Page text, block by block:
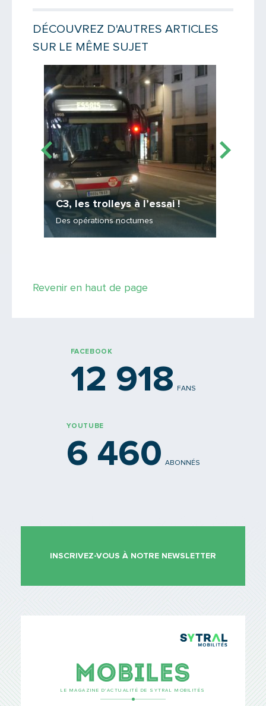
Message
DÉCOUVREZ D'AUTRES ARTICLES
SUR LE MÊME SUJET
Lire la suite
C3, les trolleys à l’essai !
Des opérations nocturnes
Revenir en haut de page
FACEBOOK
12 918 FANS
YOUTUBE
6 460 ABONNÉS
INSCRIVEZ-VOUS À NOTRE NEWSLETTER
LE MAGAZINE D’ACTUALITÉ DE SYTRAL MOBILITÉS